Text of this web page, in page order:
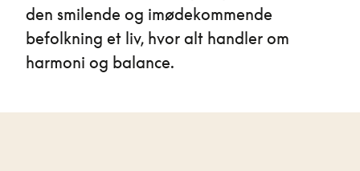
den smilende og imødekommende
befolkning et liv, hvor alt handler om
harmoni og balance.